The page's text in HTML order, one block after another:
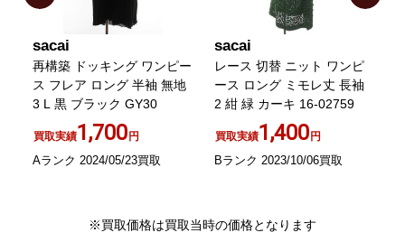
sacai
再構築 ドッキング ワンピー
ス フレア ロング 半袖 無地
3 L 黒 ブラック GY30
買取実績1,700円
Aランク 2024/05/23買取
sacai
レース 切替 ニット ワンピ
ース ロング ミモレ丈 長袖
2 紺 緑 カーキ 16-02759
買取実績1,400円
Bランク 2023/10/06買取
※買取価格は買取当時の価格となります